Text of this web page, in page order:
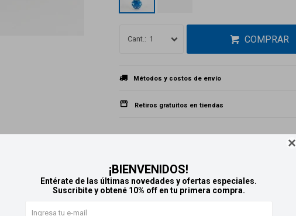

¡BIENVENIDOS!
Entérate de las últimas novedades y ofertas especiales.
Suscribite y obtené 10% off en tu primera compra.
1 COMPRAR
Métodos y costos de envío
Retiros gratuitos en tiendas